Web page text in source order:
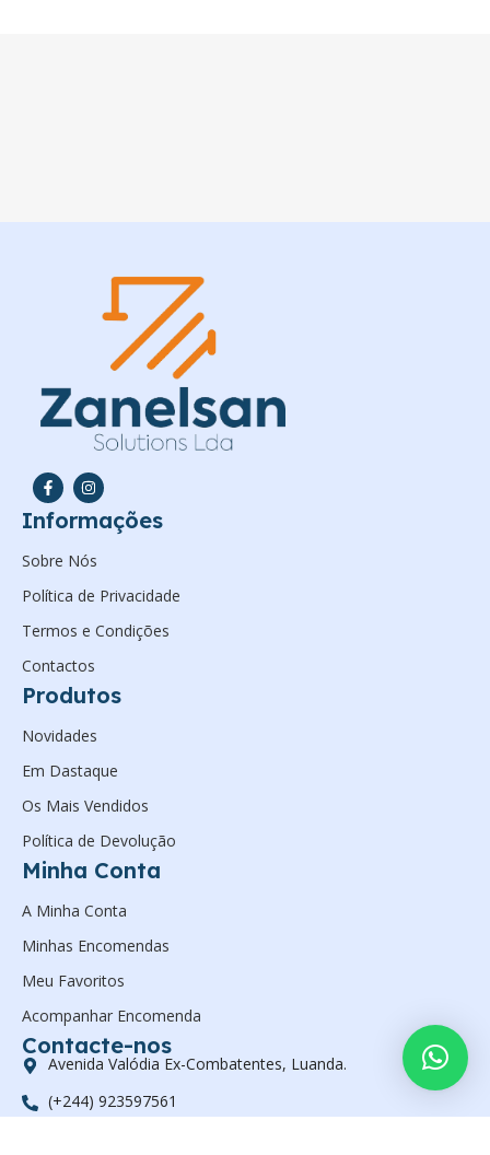
Informações
Sobre Nós
Política de Privacidade
Termos e Condições
Contactos
Produtos
Novidades
Em Dastaque
Os Mais Vendidos
Política de Devolução
Minha Conta
A Minha Conta
Minhas Encomendas
Meu Favoritos
Acompanhar Encomenda
Contacte-nos
Avenida Valódia Ex-Combatentes, Luanda.
(+244) 923597561